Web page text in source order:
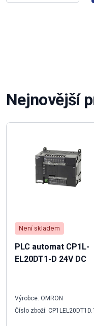
Nejnovější
Není skladem
PLC automat CP1L-
EL20DT1-D 24V DC
Výrobce: OMRON
Číslo zboží: CP1LEL20DT1D.1